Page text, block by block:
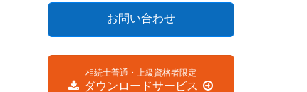
お問い合わせ
相続士普通・上級資格者限定
ダウンロードサービス